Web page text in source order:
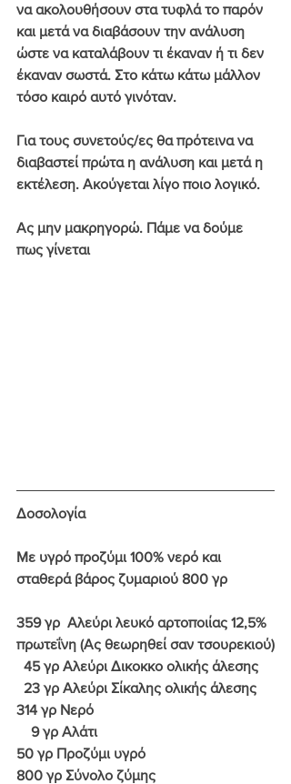
να ακολουθήσουν στα τυφλά το παρόν
και μετά να διαβάσουν την ανάλυση
ώστε να καταλάβουν τι έκαναν ή τι δεν
έκαναν σωστά. Στο κάτω κάτω μάλλον
τόσο καιρό αυτό γινόταν.
Για τους συνετούς/ες θα πρότεινα να
διαβαστεί πρώτα η ανάλυση και μετά η
εκτέλεση. Ακούγεται λίγο ποιο λογικό.
Ας μην μακρηγορώ. Πάμε να δούμε
πως γίνεται
Δοσολογία
Με υγρό προζύμι 100% νερό και
σταθερά βάρος ζυμαριού 800 γρ
359 γρ  Αλεύρι λευκό αρτοποιίας 12,5%
πρωτεΐνη (Ας θεωρηθεί σαν τσουρεκιού)
  45 γρ Αλεύρι Δικοκκο ολικής άλεσης
  23 γρ Αλεύρι Σίκαλης ολικής άλεσης
314 γρ Νερό
    9 γρ Αλάτι
50 γρ Προζύμι υγρό
800 γρ Σύνολο ζύμης